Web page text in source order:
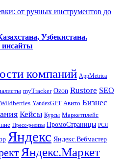
от ручных инструментов до
Узбекистана.
инсайты
компаний AppMetrica
myTracker Ozon Rustore SEO
Wildberries YandexGPT Авито Бизнес
Кейсы Курсы Маркетплейс
Пресс-релизы ПромоСтраницы РСЯ
Яндекс Яндекс.Вебмастер
Яндекс.Маркет